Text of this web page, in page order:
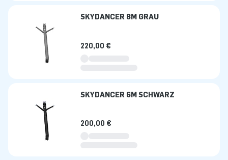
SKYDANCER 8M GRAU
220,00 €
SKYDANCER 6M SCHWARZ
200,00 €